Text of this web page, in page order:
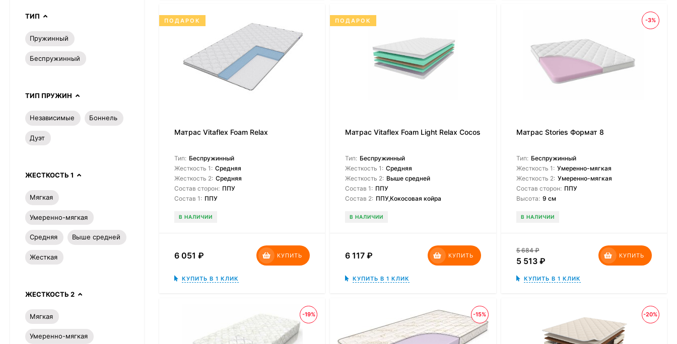
ПОДАРОК
Матрас Vitaflex Foam Relax
Тип: Беспружинный
Жесткость 1: Средняя
Жесткость 2: Средняя
Состав сторон: ППУ
Состав 1: ППУ
В НАЛИЧИИ
6 051 ₽ КУПИТЬ
КУПИТЬ В 1 КЛИК
ПОДАРОК
Матрас Vitaflex Foam Light Relax Cocos
Тип: Беспружинный
Жесткость 1: Средняя
Жесткость 2: Выше средней
Состав 1: ППУ
Состав 2: ППУ,Кокосовая койра
В НАЛИЧИИ
6 117₽ КУПИТЬ
КУПИТЬ В 1 КЛИК
-3%
Матрас Stories Формат 8
Тип: Беспружинный
Жесткость 1: Умеренно-мягкая
Жесткость 2: Умеренно-мягкая
Состав сторон: ППУ
Высота: 9 см
В НАЛИЧИИ
5 684₽
5 513 ₽
КУПИТЬ
КУПИТЬ В 1 КЛИК
-19% -15% -20%
ТИП
Пружинный
Беспружинный
ТИП ПРУЖИН
Независимые Боннель
Дуэт
ЖЕСТКОСТЬ 1
Мягкая
Умеренно-мягкая
Средняя Выше средней
Жесткая
ЖЕСТКОСТЬ 2
Мягкая
Умеренно-мягкая